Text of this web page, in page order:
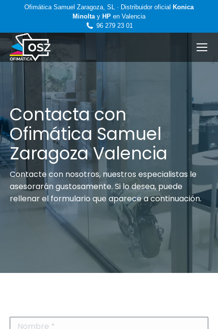
Ofimática Samuel Zaragoza, SL · Distribuidor oficial Konica
Minoltay HP en Valencia
96 279 23 01
Contacta con
Ofimática Samuel
Zaragoza Valencia
Contacte con nosotros, nuestros especialistas le
asesorarán gustosamente. Si lo desea, puede
rellenar el formulario que aparece a continuación.
Nombre *